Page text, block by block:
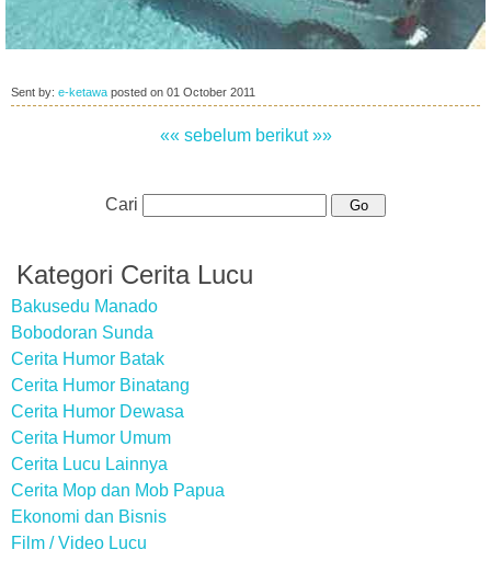
Sent by: e-ketawa posted on 01 October 2011
«« sebelum berikut »»
Cari
Kategori Cerita Lucu
Bakusedu Manado
Bobodoran Sunda
Cerita Humor Batak
Cerita Humor Binatang
Cerita Humor Dewasa
Cerita Humor Umum
Cerita Lucu Lainnya
Cerita Mop dan Mob Papua
Ekonomi dan Bisnis
Film / Video Lucu